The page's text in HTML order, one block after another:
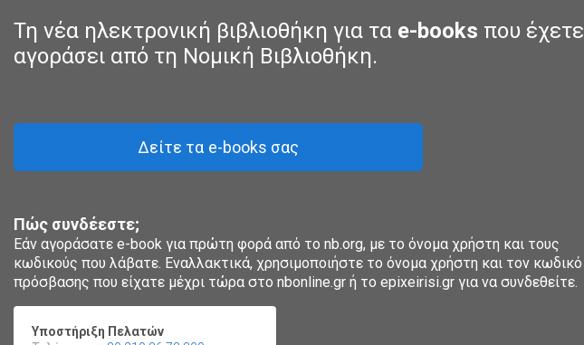
Τη νέα ηλεκτρονική βιβλιοθήκη για τα e-books που έχετε
αγοράσει από τη Νομική Βιβλιοθήκη.
Δείτε τα e-books σας
Πώς συνδέεστε;
Εάν αγοράσατε e-book για πρώτη φορά από το nb.org, με το όνομα χρήστη και τους
κωδικούς που λάβατε. Εναλλακτικά, χρησιμοποιήστε το όνομα χρήστη και τον κωδικό
πρόσβασης που είχατε μέχρι τώρα στο nbonline.gr ή το epixeirisi.gr για να συνδεθείτε.
Υποστήριξη Πελατών